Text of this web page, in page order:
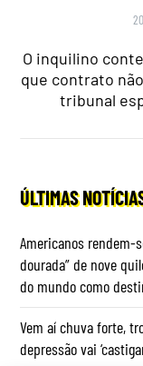
O inquilino
que contrato
tribunal
ÚLTIMAS
Americanos rendem-
dourada” de nove
do mundo como
Vem aí chuva forte,
depressão vai